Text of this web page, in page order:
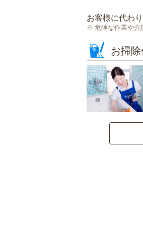
お客様に代わり
危険な作業や介
お掃